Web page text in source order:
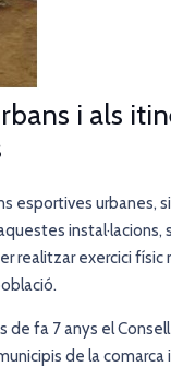
i als
esportives urbanes,
instal·lacions,
realitzar exercici
fa 7 anys el
de la comarca